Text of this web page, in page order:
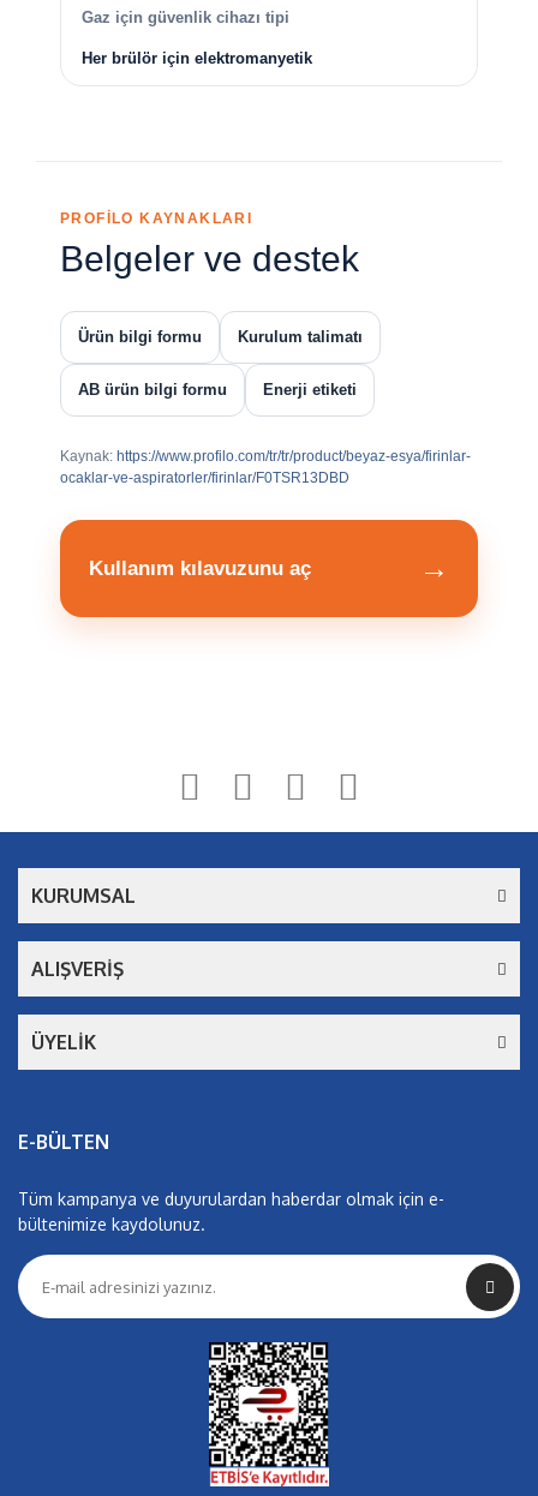
Gaz için güvenlik cihazı tipi
Her brülör için elektromanyetik
PROFİLO KAYNAKLARI
Belgeler ve destek
Ürün bilgi formu Kurulum talimatı
AB ürün bilgi formu Enerji etiketi
Kaynak: https://www.profilo.com/tr/tr/product/beyaz-esya/firinlar-
ocaklar-ve-aspiratorler/firinlar/F0TSR13DBD
Kullanım kılavuzunu aç →
KURUMSAL
ALIŞVERİŞ
ÜYELİK
E-BÜLTEN
Tüm kampanya ve duyurulardan haberdar olmak için e-
bültenimize kaydolunuz.